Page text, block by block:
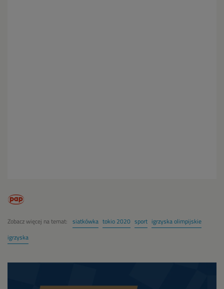
Zobacz więcej na temat: siatkówka tokio 2020 sport igrzyska olimpijskie
igrzyska